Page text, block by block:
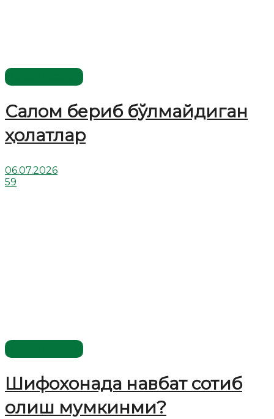
Салом бериб бўлмайдиган
ҳолатлар
06.07.2026
59
Шифохонада навбат сотиб
олиш мумкинми?